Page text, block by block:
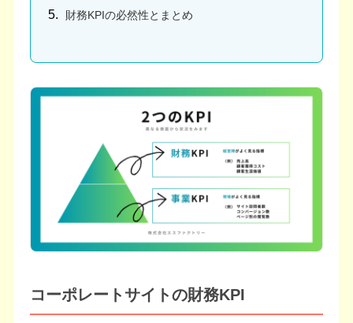
財務KPIの必然性とまとめ
コーポレートサイトの財務KPI